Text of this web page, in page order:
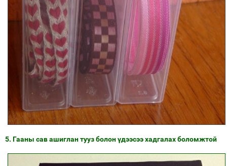
5. Гааны сав ашиглан тууз болон үдээсээ хадгалах боломжтой